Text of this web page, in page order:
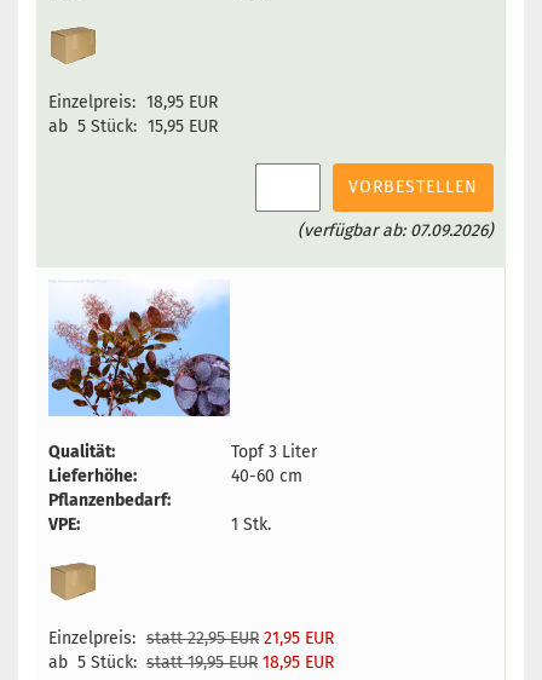
Einzelpreis: 18,95 EUR
ab 5 Stück: 15,95 EUR
VORBESTELLEN
(verfügbar ab: 07.09.2026)
Qualität:
Topf 3 Liter
Lieferhöhe:
40-60 cm
Pflanzenbedarf:
VPE:
1 Stk.
Einzelpreis: statt 22,95 EUR 21,95 EUR
ab 5 Stück: statt 19,95 EUR 18,95 EUR